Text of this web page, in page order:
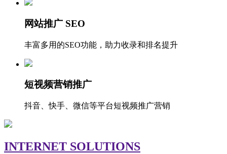
网站推广 SEO
丰富多用的SEO功能，助力收录和排名提升
短视频营销推广
抖音、快手、微信等平台短视频推广营销
INTERNET SOLUTIONS